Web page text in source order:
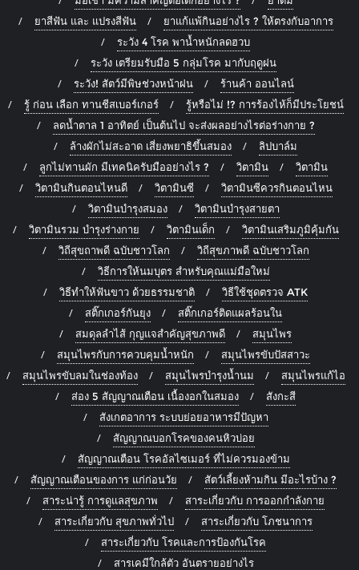
ยาสีฟัน และ แปรงสีฟัน
ยาแก้แพ้กินอย่างไร ? ให้ตรงกับอาการ
ระวัง 4 โรค พาน้ำหนักลดฮวบ
ระวัง เตรียมรับมือ 5 กลุ่มโรค มากับฤดูฝน
ระวัง! สัตว์มีพิษช่วงหน้าฝน
ร้านค้า ออนไลน์
รู้ ก่อน เลือก ทานชีสเบอร์เกอร์
รู้หรือไม่ !? การร้องไห้ก็มีประโยชน์
ลดน้ำตาล 1 อาทิตย์ เป็นต้นไป จะส่งผลอย่างไรต่อร่างกาย ?
ล้างผักไม่สะอาด เสี่ยงพยาธิขึ้นสมอง
ลิปบาล์ม
ลูกไม่ทานผัก มีเทคนิครับมืออย่างไร ?
วิตามิน
วิตามิน
วิตามินกินตอนไหนดี
วิตามินซี
วิตามินซีควรกินตอนไหน
วิตามินบำรุงสมอง
วิตามินบำรุงสายตา
วิตามินรวม บำรุงร่างกาย
วิตามินเด็ก
วิตามินเสริมภูมิคุ้มกัน
วิถีสุขถาพดี ฉบับชาวโลก
วิถีสุขภาพดี ฉบับชาวโลก
วิธีการให้นมบุตร สำหรับคุณแม่มือใหม่
วิธีทำให้ฟันขาว ด้วยธรรมชาติ
วิธีใช้ชุดตรวจ ATK
สติ๊กเกอร์กันยุง
สติ๊กเกอร์ติดแผลร้อนใน
สมดุลลำไส้ กุญแจสำคัญสุขภาพดี
สมุนไพร
สมุนไพรกับการควบคุมน้ำหนัก
สมุนไพรขับปัสสาวะ
สมุนไพรขับลมในช่องท้อง
สมุนไพรบำรุงน้ำนม
สมุนไพรแก้ไอ
ส่อง 5 สัญญาณเตือน เนื้องอกในสมอง
สังกะสี
สังเกตอาการ ระบบย่อยอาหารมีปัญหา
สัญญาณบอกโรคของคนหิวบ่อย
สัญญาณเตือน โรคอัลไซเมอร์ ที่ไม่ควรมองข้าม
สัญญาณเตือนของการ แก่ก่อนวัย
สัตว์เลี้ยงห้ามกิน มีอะไรบ้าง ?
สาระน่ารู้ การดูแลสุขภาพ
สาระเกี่ยวกับ การออกกำลังกาย
สาระเกี่ยวกับ สุขภาพทั่วไป
สาระเกี่ยวกับ โภชนาการ
สาระเกี่ยวกับ โรคและการป้องกันโรค
สารเคมีใกล้ตัว อันตรายอย่างไร